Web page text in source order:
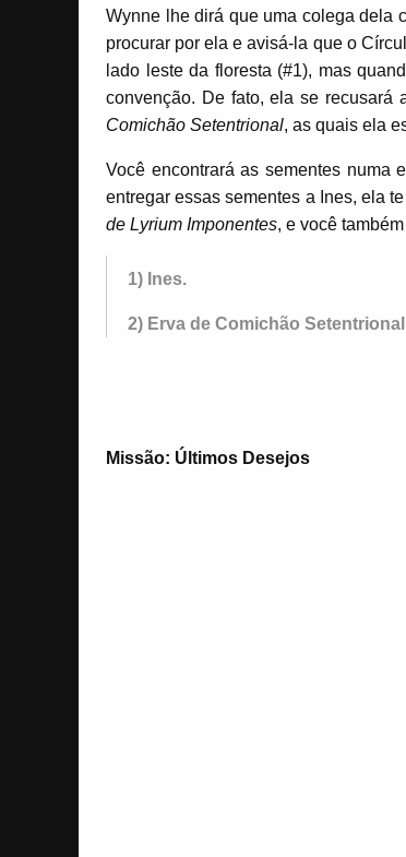
Wynne lhe dirá que uma colega dela
procurar por ela e avisá-la que o
lado leste da floresta (#1), mas
convenção. De fato, ela se recusará
Comichão Setentrional, as quais ela
Você encontrará as sementes numa
entregar essas sementes a Ines, ela
de Lyrium Imponentes, e você
1) Ines.
2) Erva de Comichão
Missão: Últimos Desejos